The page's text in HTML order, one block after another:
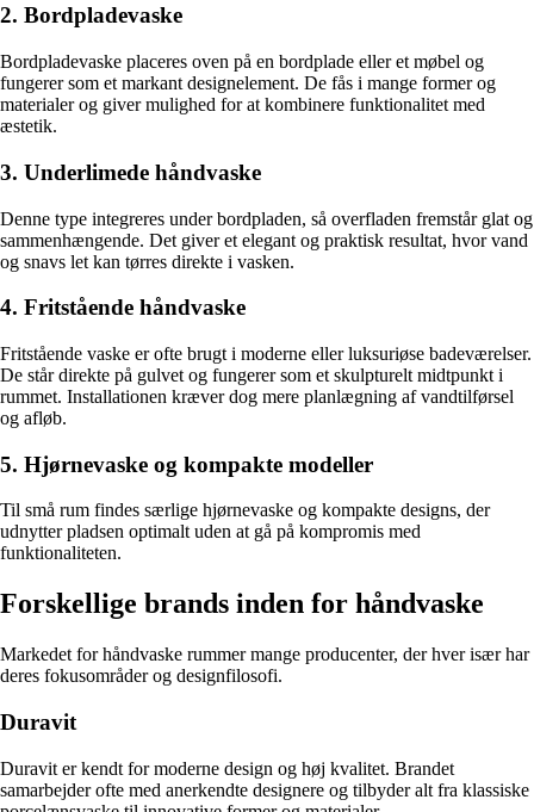
2. Bordpladevaske
Bordpladevaske placeres oven på en bordplade eller et møbel og
fungerer som et markant designelement. De fås i mange former og
materialer og giver mulighed for at kombinere funktionalitet med
æstetik.
3. Underlimede håndvaske
Denne type integreres under bordpladen, så overfladen fremstår glat og
sammenhængende. Det giver et elegant og praktisk resultat, hvor vand
og snavs let kan tørres direkte i vasken.
4. Fritstående håndvaske
Fritstående vaske er ofte brugt i moderne eller luksuriøse badeværelser.
De står direkte på gulvet og fungerer som et skulpturelt midtpunkt i
rummet. Installationen kræver dog mere planlægning af vandtilførsel
og afløb.
5. Hjørnevaske og kompakte modeller
Til små rum findes særlige hjørnevaske og kompakte designs, der
udnytter pladsen optimalt uden at gå på kompromis med
funktionaliteten.
Forskellige brands inden for håndvaske
Markedet for håndvaske rummer mange producenter, der hver især har
deres fokusområder og designfilosofi.
Duravit
Duravit er kendt for moderne design og høj kvalitet. Brandet
samarbejder ofte med anerkendte designere og tilbyder alt fra klassiske